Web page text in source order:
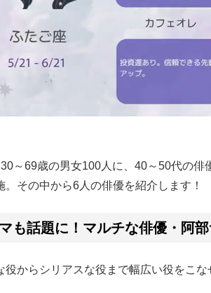
～69歳の男女100人に、40～50代の俳
。その中から6人の俳優を紹介します！
も話題に！マルチな俳優・阿
役からシリアスな役まで幅広い役をこ